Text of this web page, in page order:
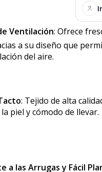
Ventilación: Ofrece
a su diseño que
del aire.
: Tejido de alta
piel y cómodo de llevar.
a las Arrugas y Fácil